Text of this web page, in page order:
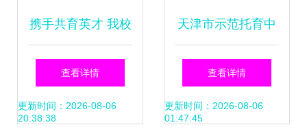
携手共育英才 我校
与瑞思教育信息咨
询签署跆拳道技术
查看详情
更新时间：2026-08-06
20:38:38
天津市示范托育中
心落户东丽湖 特色
课程与专家天团打
查看详情
更新时间：2026-08-06
01:47:45